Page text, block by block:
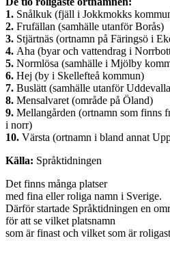
1. Snålkuk (fjäll i Jokkmokks
2. Frufällan (samhälle utanför Borås)
3. Stjärtnäs (ortnamn på Färingsö i
4. Aha (byar och vattendrag i
5. Normlösa (samhälle i Mjölby
6. Hej (by i Skellefteå kommun)
7. Buslätt (samhälle utanför
8. Mensalvaret (område på Öland)
9. Mellangården (ortnamn som finns
i norr)
10. Värsta (ortnamn i bland annat
Källa: Språktidningen
Det finns många platser
med fina eller roliga namn i Sverige.
Därför startade Språktidningen en
för att se vilket platsnamn
som är finast och vilket som är